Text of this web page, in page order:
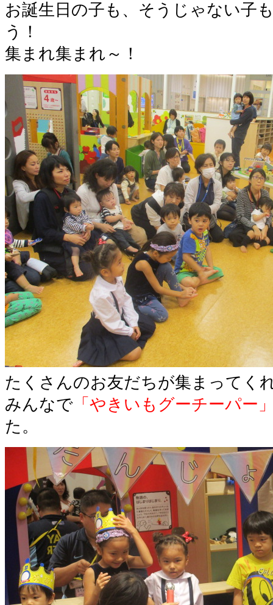
お誕生日の子も、そうじゃない子
う！
集まれ集まれ～！
たくさんのお友だちが集まってく
みんなで 「やきいもグーチーパー
た。